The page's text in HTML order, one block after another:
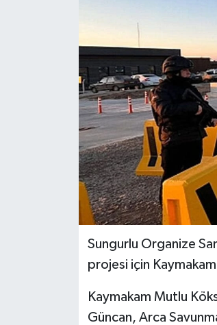
Sungurlu Organize
projesi için
Kaymakam Mutlu
Güncan, Arca
OTOPARK
TEKNOLOJİ